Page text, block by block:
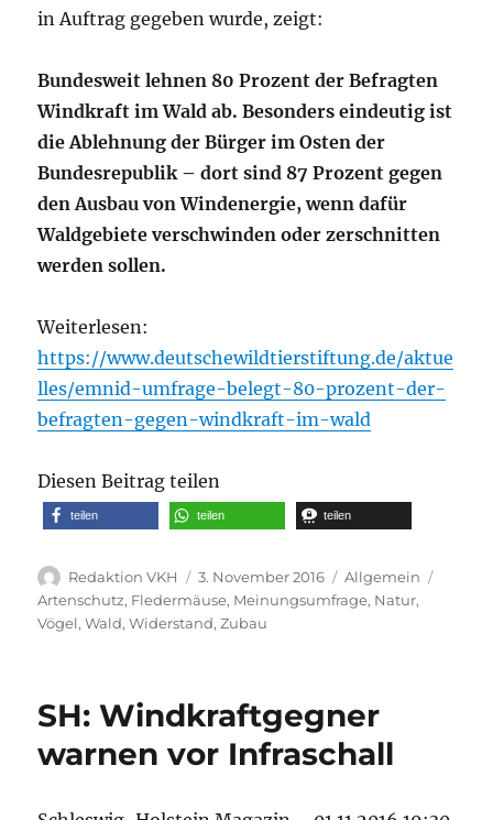
in Auftrag gegeben wurde, zeigt:
Bundesweit lehnen 80 Prozent der Befragten
Windkraft im Wald ab. Besonders eindeutig ist
die Ablehnung der Bürger im Osten der
Bundesrepublik – dort sind 87 Prozent gegen
den Ausbau von Windenergie, wenn dafür
Waldgebiete verschwinden oder zerschnitten
werden sollen.
Weiterlesen:
https://www.deutschewildtierstiftung.de/aktue
lles/emnid-umfrage-belegt-80-prozent-der-
befragten-gegen-windkraft-im-wald
Diesen Beitrag teilen
teilen teilen teilen
Autor
Redaktion VKH
Veröffentlicht
am
3. November 2016 Kategorien
Allgemein
Artenschutz, Fledermäuse, Meinungsumfrage, Natur,
Vögel,Wald,Widerstand,Zubau
SH: Windkraftgegner
warnen vor Infraschall